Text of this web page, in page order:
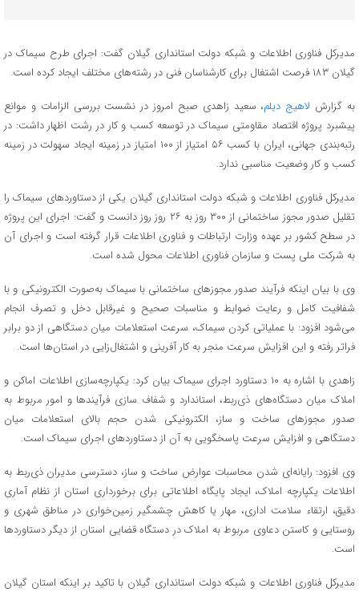
مدیرکل فناوری اطلاعات و شبکه دولت استانداری گیلان گفت: اجرای طرح سیماک در
گیلان ۱۸۳ فرصت اشتغال برای کارشناسان فنی در رشته‌های مختلف ایجاد کرده است.
به گزارش لاهیج دیلم، سعید زاهدی صبح امروز در نشست بررسی الزامات و موانع
پیشبرد پروژه اقتصاد مقاومتی سیماک در توسعه کسب و کار در رشت اظهار داشت: در
رتبه‌بندی جهانی، ایران با کسب ۵۶ امتیاز از ۱۰۰ امتیاز در زمینه ایجاد سهولت در زمینه
کسب و کار وضعیت مناسبی ندارد.
مدیرکل فناوری اطلاعات و شبکه دولت استانداری گیلان یکی از دستاوردهای سیماک را
تقلیل صدور مجوز ساختمانی از ۳۰۰ روز به ۲۶ روز روز دانست و گفت: اجرای این پروژه
در سطح کشور بر عهده وزارت ارتباطات و فناوری اطلاعات قرار گرفته است و اجرای آن
به شرکت ملی پست و سازمان فناوری اطلاعات محول شده است.
وی با بیان اینکه فرآیند صدور مجوزهای ساختمانی با سیماک به‌صورت الکترونیکی و با
شفافیت کامل و رعایت ضوابط و مناسبات صحیح و غیرقابل دخل و تصرف انجام
می‌شود افزود: با عملیاتی کردن سیماک، سرعت استعلامات میان دستگاهی از دو برابر
فراتر رفته و این افزایش سرعت منجر به کار آفرینی و اشتغال‌زایی در استان‌ها است.
زاهدی با اشاره به ۱۰ دستاورد اجرای سیماک بیان کرد: یکپارچه‌سازی اطلاعات اماکن و
املاک میان دستگا‌ه‌های ذی‌ربط، استاندارد و شفاف سازی فرآیندها و امور مربوط به
صدور مجوزهای ساخت و ساز، الکترونیکی شدن حجم بالای استعلامات میان
دستگاهی و افزایش سرعت پاسخگویی به آن از دستاوردهای اجرای سیماک است.
وی افزود: رایانه‌ای شدن محاسبات عوارض ساخت و ساز، دسترسی مدیران ذی‌ربط به
اطلاعات یکپارچه املاک، ایجاد پایگاه اطلاعاتی برای برخورداری استان از نظام آماری
دقیق، ارتقاء سلامت اداری، مهار یا کاهش چشمگیر زمین‌خواری در مناطق شهری و
روستایی و کاستن دعاوی مربوط به املاک در دستگاه قضایی استان از دیگر دستاوردها
است.
مدیرکل فناوری اطلاعات و شبکه دولت استانداری گیلان با تاکید بر اینکه استان گیلان